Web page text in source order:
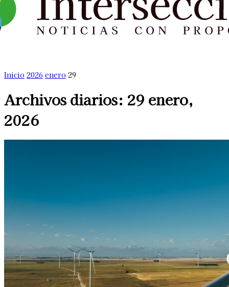
Inicio 2026 enero 29
Archivos diarios: 29 enero,
2026